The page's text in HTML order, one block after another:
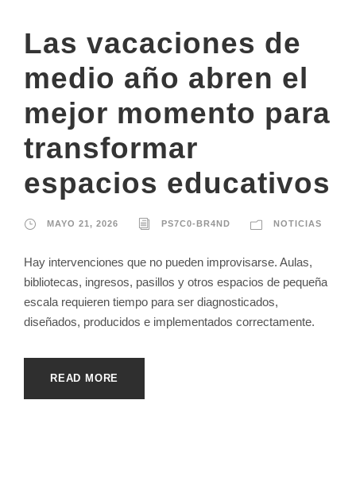
Las vacaciones de
medio año abren el
mejor momento para
transformar
espacios educativos
MAYO 21, 2026 PS7C0-BR4ND NOTICIAS
Hay intervenciones que no pueden improvisarse. Aulas,
bibliotecas, ingresos, pasillos y otros espacios de pequeña
escala requieren tiempo para ser diagnosticados,
diseñados, producidos e implementados correctamente.
READ MORE